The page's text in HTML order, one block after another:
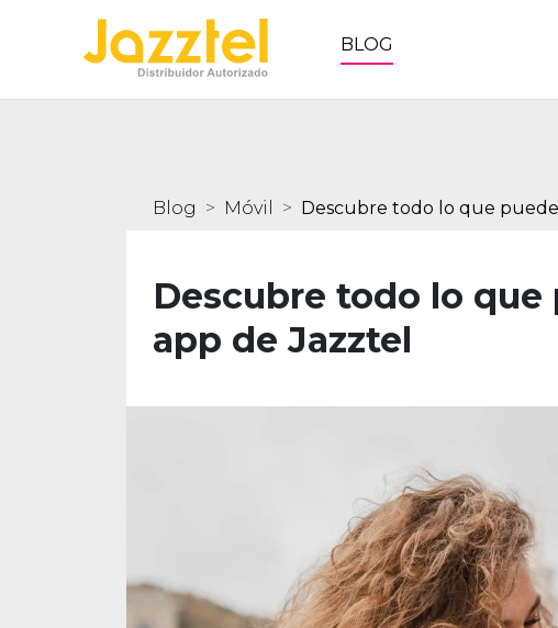
BLOG
Blog Móvil Descubre todo lo que
Descubre todo lo que
app de Jazztel